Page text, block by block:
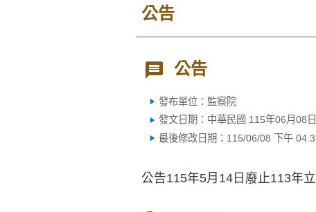
公告
公告
發布單位：監察院
發文日期：中華民國 115年06月08日
最後修改日期：115/06/08 下午
公告115年5月14日廢止113年